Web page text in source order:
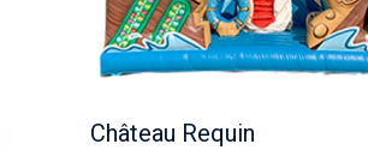
Château Requin